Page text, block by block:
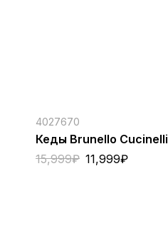
4027670
Кеды Brunello Cucinelli
15,999₽ 11,999₽